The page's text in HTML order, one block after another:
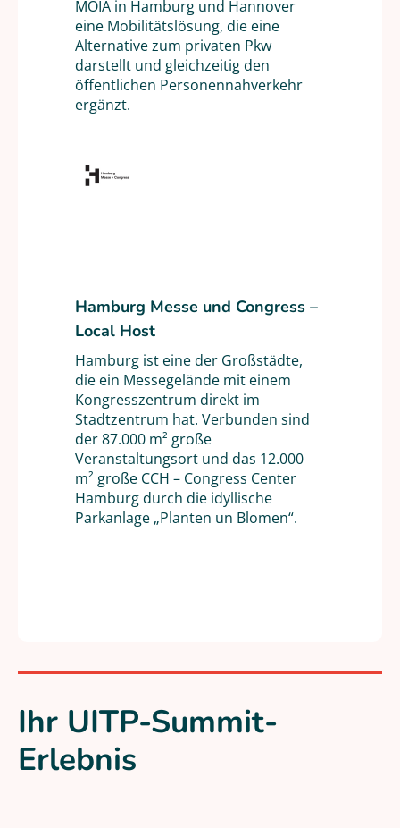
MOIA in Hamburg und Hannover
eine Mobilitätslösung, die eine
Alternative zum privaten Pkw
darstellt und gleichzeitig den
öffentlichen Personennahverkehr
ergänzt.
Hamburg Messe und Congress –
Local Host
Hamburg ist eine der Großstädte,
die ein Messegelände mit einem
Kongresszentrum direkt im
Stadtzentrum hat. Verbunden sind
der 87.000 m² große
Veranstaltungsort und das 12.000
m² große CCH – Congress Center
Hamburg durch die idyllische
Parkanlage „Planten un Blomen“.
Ihr UITP-Summit-
Erlebnis